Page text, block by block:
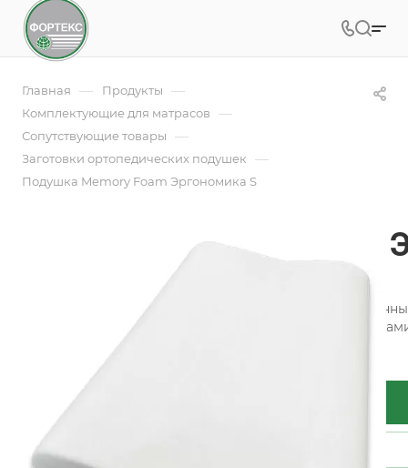
Главная — Продукты —
Комплектующие для матрасов —
Сопутствующие товары —
Заготовки ортопедических подушек —
Подушка Memory Foam Эргономика S
Подушка Memory Foam
Подушки ВЭП с эффектом памяти — основа
вязкоэластичной пены с уникальными
Подробности